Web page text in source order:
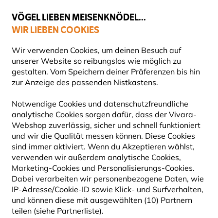
VÖGEL LIEBEN MEISENKNÖDEL...
WIR LIEBEN COOKIES
Wir verwenden Cookies, um deinen Besuch auf
unserer Website so reibungslos wie möglich zu
gestalten. Vom Speichern deiner Präferenzen bis hin
zur Anzeige des passenden Nistkastens.
Notwendige Cookies und datenschutzfreundliche
analytische Cookies sorgen dafür, dass der Vivara-
Webshop zuverlässig, sicher und schnell funktioniert
und wir die Qualität messen können. Diese Cookies
sind immer aktiviert. Wenn du Akzeptieren wählst,
verwenden wir außerdem analytische Cookies,
Marketing-Cookies und Personalisierungs-Cookies.
Dabei verarbeiten wir personenbezogene Daten, wie
IP-Adresse/Cookie-ID sowie Klick- und Surfverhalten,
und können diese mit ausgewählten (10) Partnern
teilen (siehe Partnerliste).
Top-bewertet in 11 Ländern
Gratis Versand ab 49 €
Geschenke Tassen
30% RABATT